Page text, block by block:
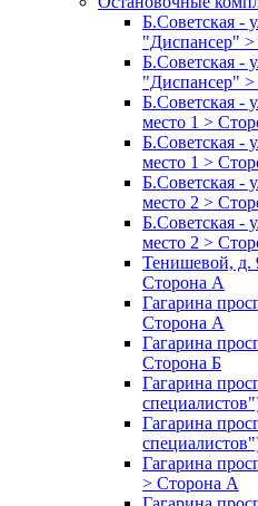
Б.Советская -
"Диспансер"
Б.Советская -
"Диспансер"
Б.Советская -
место 1 >
Б.Советская -
место 1 >
Б.Советская -
место 2 >
Б.Советская -
место 2 >
Тенишевой,
Сторона А
Гагарина
Сторона А
Гагарина
Сторона Б
Гагарина
Гагарина
Гагарина
> Сторона А